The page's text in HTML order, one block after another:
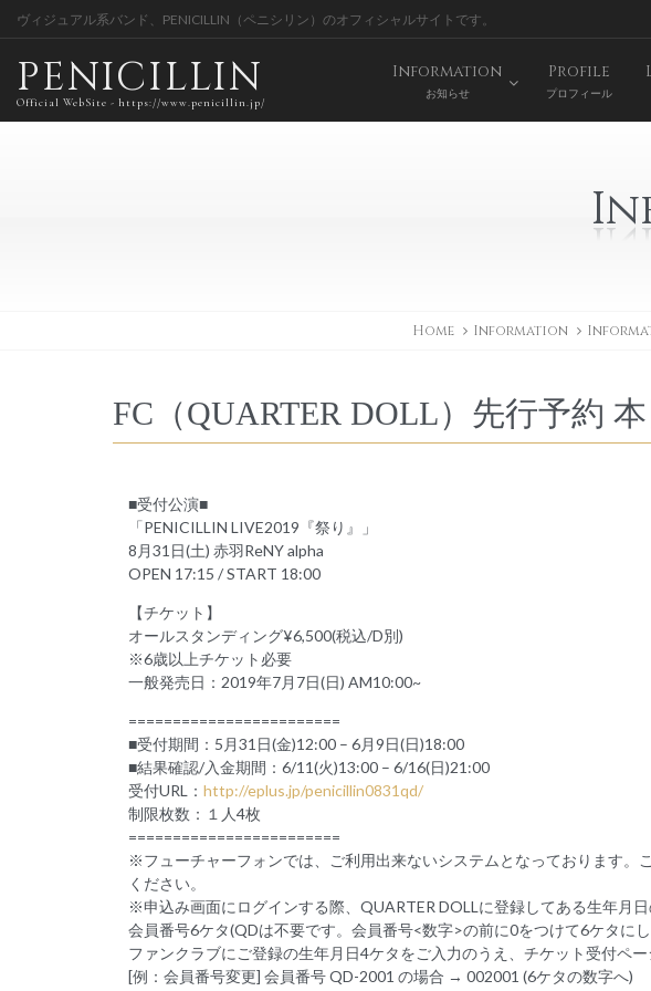
ヴィジュアル系バンド、PENICILLIN（ペニシリン）のオフィシャルサイトです。
PENICILLIN
Official WebSite - https://www.penicillin.jp/
Information
お知らせ
Profile
プロフィール
Home Information
FC（QUARTER DOLL）先行予約
■受付公演■
「PENICILLIN LIVE2019『祭り』」
8月31日(土) 赤羽ReNY alpha
OPEN 17:15 / START 18:00
【チケット】
オールスタンディング¥6,500(税込/D別)
※6歳以上チケット必要
一般発売日：2019年7月7日(日) AM10:00~
========================
■受付期間：5月31日(金)12:00 – 6月9日(日)18:00
■結果確認/入金期間：6/11(火)13:00 – 6/16(日)21:00
受付URL： http://eplus.jp/penicillin0831qd/
制限枚数：１人4枚
========================
※フューチャーフォンでは、ご利用出来ないシステムとなっております。
ください。
※申込み画面にログインする際、QUARTER DOLLに登録してある生年月日
会員番号6ケタ(QDは不要です。会員番号<数字>の前に0をつけて6ケタに
ファンクラブにご登録の生年月日4ケタをご入力のうえ、チケット受付ペー
[例：会員番号変更] 会員番号 QD-2001 の場合 → 002001 (6ケタの数字へ)